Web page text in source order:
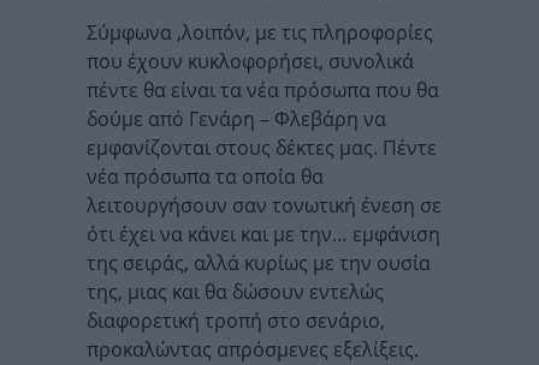
Σύμφωνα ,λοιπόν, με τις πληροφορίες
που έχουν κυκλοφορήσει, συνολικά
πέντε θα είναι τα νέα πρόσωπα που θα
δούμε από Γενάρη – Φλεβάρη να
εμφανίζονται στους δέκτες μας. Πέντε
νέα πρόσωπα τα οποία θα
λειτουργήσουν σαν τονωτική ένεση σε
ότι έχει να κάνει και με την… εμφάνιση
της σειράς, αλλά κυρίως με την ουσία
της, μιας και θα δώσουν εντελώς
διαφορετική τροπή στο σενάριο,
προκαλώντας απρόσμενες εξελίξεις.